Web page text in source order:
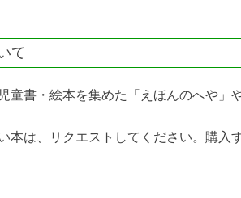
て
童書・絵本を集めた「えほんのへや」
本は、リクエストしてください。購入